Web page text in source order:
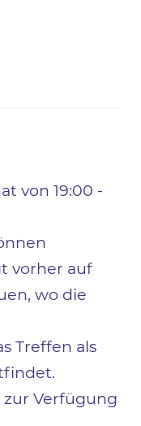
von 19:00 -
vorher auf
wo die
Treffen als
Verfügung